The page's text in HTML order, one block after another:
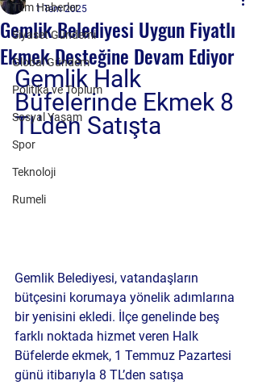
Tüm Haberler
Siyaset Gündemi
Global Gündem
Politika ve Toplum
Sosyal Yaşam
Spor
Teknoloji
Rumeli
Gemlik Belediyesi Uygun Fiyatlı
Ekmek Desteğine Devam Ediyor
1 Tem 2025
Gemlik Halk
Büfelerinde Ekmek 8
TL'den Satışta
Gemlik Belediyesi, vatandaşların
bütçesini korumaya yönelik adımlarına
bir yenisini ekledi. İlçe genelinde beş
farklı noktada hizmet veren Halk
Büfelerde ekmek, 1 Temmuz Pazartesi
günü itibarıyla 8 TL’den satışa